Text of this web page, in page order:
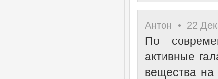
Антон • 22
По
активные
вещества